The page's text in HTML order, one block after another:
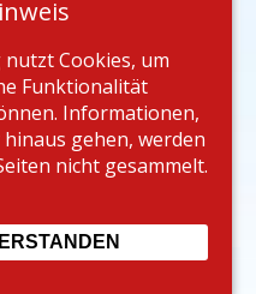
besser nichts mehr
Fragen als zur
beantwortet
Cookies, um
Funktionalität
Informationen,
gehen, werden
nicht gesammelt.